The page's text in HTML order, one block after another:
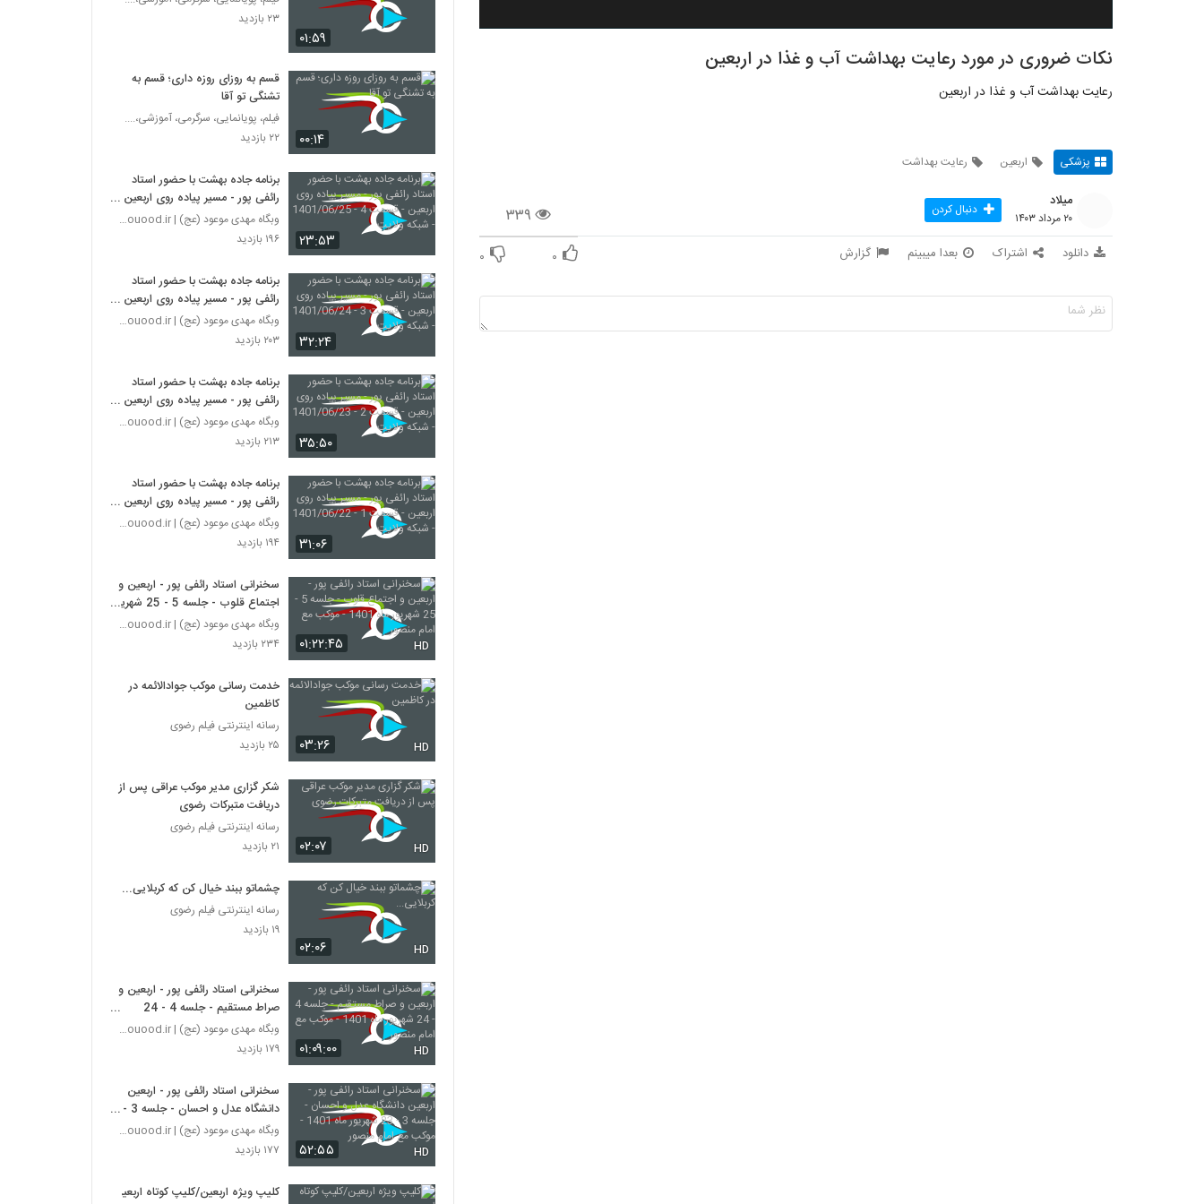
نکات ضروری در مورد رعایت بهداشت آب‌ و غذا در اربعین
رعایت بهداشت آب‌ و غذا در اربعین
پزشکی اربعین رعایت بهداشت
۳۳۹
میلاد
۲۰ مرداد ۱۴۰۳ دنبال کردن
دانلود اشتراک بعدا میبینم گزارش ۰ ۰
۰۱:۵۹
۲۳ بازدید
۰۰:۱۴
قسم به روزای روزه داری؛ قسم به
تشنگی تو آقا
فیلم، پویانمایی، سرگرمی، آموزشی،....
۲۲ بازدید
۲۳:۵۳
برنامه جاده بهشت با حضور استاد
رائفی پور - مسیر پیاده روی اربعین -
قسمت 4 - 1401/06/25 - شبکه
ولایت
وبگاه مهدی موعود (عج) | mahdimouood.ir
۱۹۶ بازدید
۳۲:۲۴
برنامه جاده بهشت با حضور استاد
رائفی پور - مسیر پیاده روی اربعین -
قسمت 3 - 1401/06/24 - شبکه
ولایت
وبگاه مهدی موعود (عج) | mahdimouood.ir
۲۰۳ بازدید
۳۵:۵۰
برنامه جاده بهشت با حضور استاد
رائفی پور - مسیر پیاده روی اربعین -
قسمت 2 - 1401/06/23 - شبکه
ولایت
وبگاه مهدی موعود (عج) | mahdimouood.ir
۲۱۳ بازدید
۳۱:۰۶
برنامه جاده بهشت با حضور استاد
رائفی پور - مسیر پیاده روی اربعین -
قسمت 1 - 1401/06/22 - شبکه
ولایت
وبگاه مهدی موعود (عج) | mahdimouood.ir
۱۹۴ بازدید
۰۱:۲۲:۴۵ HD
سخنرانی استاد رائفی پور - اربعین و
اجتماع قلوب - جلسه 5 - 25 شهریور
ماه 1401 - موکب مع امام منصور
وبگاه مهدی موعود (عج) | mahdimouood.ir
۲۳۴ بازدید
۰۳:۲۶ HD
خدمت رسانی موکب جوادالائمه در
کاظمین
رسانه اینترنتی فیلم رضوی
۲۵ بازدید
۰۲:۰۷ HD
شکر گزاری مدیر موکب عراقی پس از
دریافت متبرکات رضوی
رسانه اینترنتی فیلم رضوی
۲۱ بازدید
۰۲:۰۶ HD
چشماتو ببند خیال کن که کربلایی...
رسانه اینترنتی فیلم رضوی
۱۹ بازدید
۰۱:۰۹:۰۰ HD
سخنرانی استاد رائفی‌‌‌‌ پور - اربعین و
صراط مستقیم - جلسه 4 - 24
شهریور ماه 1401 - موکب مع امام
منصور
وبگاه مهدی موعود (عج) | mahdimouood.ir
۱۷۹ بازدید
۵۲:۵۵ HD
سخنرانی استاد رائفی‌‌‌‌ پور - اربعین
دانشگاه عدل و احسان - جلسه 3 -
23 شهریور ماه 1401 - موکب مع
امام منصور
وبگاه مهدی موعود (عج) | mahdimouood.ir
۱۷۷ بازدید
کلیپ ویژه اربعین/کلیپ کوتاه اربعین